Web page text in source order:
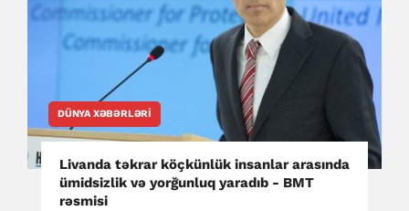
DÜNYA XƏBƏRLƏRI
Livanda təkrar köçkünlük insanlar arasında
ümidsizlik və yorğunluq yaradıb - BMT
rəsmisi